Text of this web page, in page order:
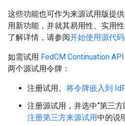
这些功能也可作为来源试用版提
用新功能，并就其易用性、实用
了解详情，请参阅开始使用源代
如需试用 FedCM Continuation
两个源试用令牌：
注册试用。 将令牌嵌入到
注册源试用，并选中“第三
注册第三方来源试用中的说